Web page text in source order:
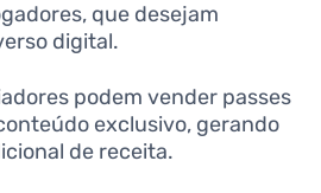
que desejam
digital.
podem vender passes
exclusivo, gerando
de receita.